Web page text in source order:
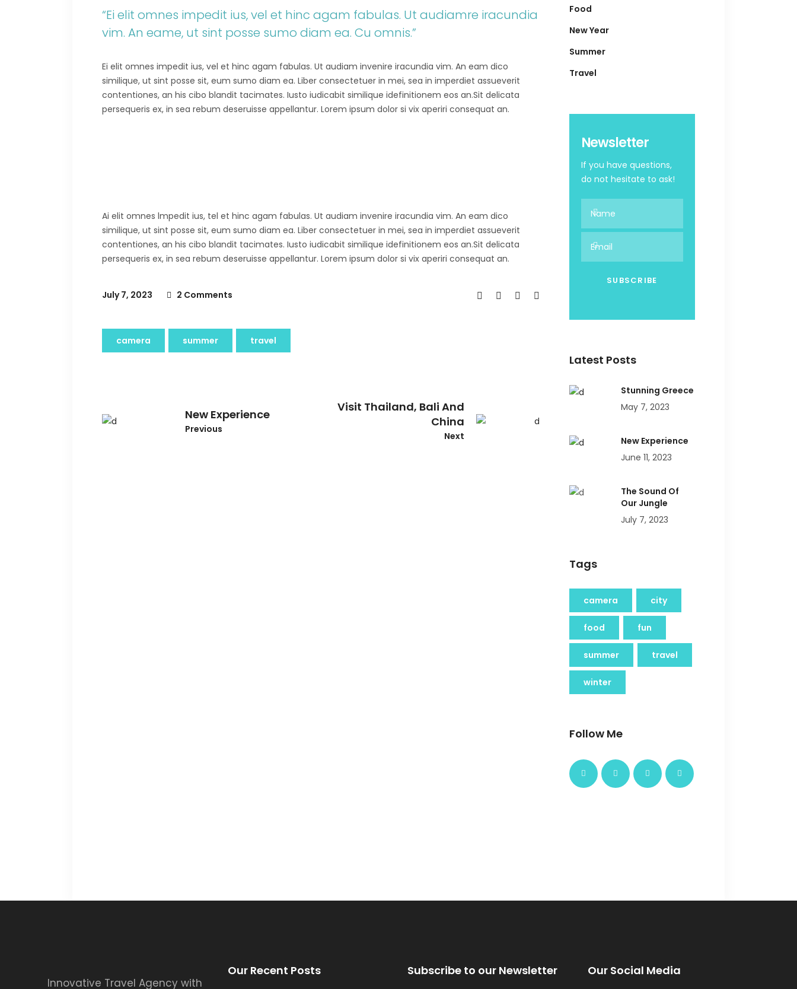
“Ei elit omnes impedit ius, vel et hinc agam fabulas. Ut audiamre iracundia
vim. An eame, ut sint posse sumo diam ea. Cu omnis.”
Ei elit omnes impedit ius, vel et hinc agam fabulas. Ut audiam invenire iracundia vim. An eam dico
similique, ut sint posse sit, eum sumo diam ea. Liber consectetuer in mei, sea in imperdiet assueverit
contentiones, an his cibo blandit tacimates. Iusto iudicabit similique idefinitionem eos an.Sit delicata
persequeris ex, in sea rebum deseruisse appellantur. Lorem ipsum dolor si vix aperiri consequat an.
Ai elit omnes lmpedit ius, tel et hinc agam fabulas. Ut audiam invenire iracundia vim. An eam dico
similique, ut sint posse sit, eum sumo diam ea. Liber consectetuer in mei, sea in imperdiet assueverit
contentiones, an his cibo blandit tacimates. Iusto iudicabit similique idefinitionem eos an.Sit delicata
persequeris ex, in sea rebum deseruisse appellantur. Lorem ipsum dolor si vix aperiri consequat an.
July 7, 2023 2 Comments
camera summer travel
New Experience
Previous
Visit Thailand, Bali And
China
Next
Food
New Year
Summer
Travel
Newsletter
If you have questions,
do not hesitate to ask!
Latest Posts
Stunning Greece
May 7, 2023
New Experience
June 11, 2023
The Sound Of
Our Jungle
July 7, 2023
Tags
camera city
food fun
summer travel
winter
Follow Me
Innovative Travel Agency with
Our Recent Posts Subscribe to our Newsletter Our Social Media